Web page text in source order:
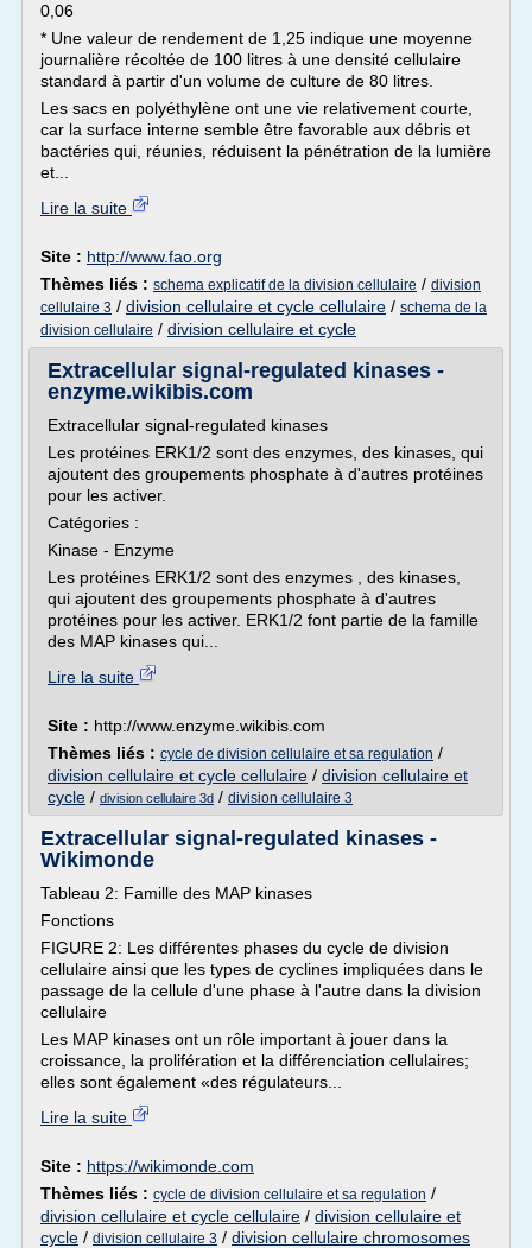
0,06
* Une valeur de rendement de 1,25 indique une moyenne
journalière récoltée de 100 litres à une densité cellulaire
standard à partir d'un volume de culture de 80 litres.
Les sacs en polyéthylène ont une vie relativement courte,
car la surface interne semble être favorable aux débris et
bactéries qui, réunies, réduisent la pénétration de la lumière
et...
Lire la suite
Site : http://www.fao.org
Thèmes liés : schema explicatif de la division cellulaire / division
cellulaire 3 / division cellulaire et cycle cellulaire / schema de la
division cellulaire / division cellulaire et cycle
Extracellular signal-regulated kinases -
enzyme.wikibis.com
Extracellular signal-regulated kinases
Les protéines ERK1/2 sont des enzymes, des kinases, qui
ajoutent des groupements phosphate à d'autres protéines
pour les activer.
Catégories :
Kinase - Enzyme
Les protéines ERK1/2 sont des enzymes , des kinases,
qui ajoutent des groupements phosphate à d'autres
protéines pour les activer. ERK1/2 font partie de la famille
des MAP kinases qui...
Lire la suite
Site : http://www.enzyme.wikibis.com
Thèmes liés : cycle de division cellulaire et sa regulation /
division cellulaire et cycle cellulaire / division cellulaire et
cycle / division cellulaire 3d / division cellulaire 3
Extracellular signal-regulated kinases -
Wikimonde
Tableau 2: Famille des MAP kinases
Fonctions
FIGURE 2: Les différentes phases du cycle de division
cellulaire ainsi que les types de cyclines impliquées dans le
passage de la cellule d'une phase à l'autre dans la division
cellulaire
Les MAP kinases ont un rôle important à jouer dans la
croissance, la prolifération et la différenciation cellulaires;
elles sont également «des régulateurs...
Lire la suite
Site : https://wikimonde.com
Thèmes liés : cycle de division cellulaire et sa regulation /
division cellulaire et cycle cellulaire / division cellulaire et
cycle / division cellulaire 3 / division cellulaire chromosomes